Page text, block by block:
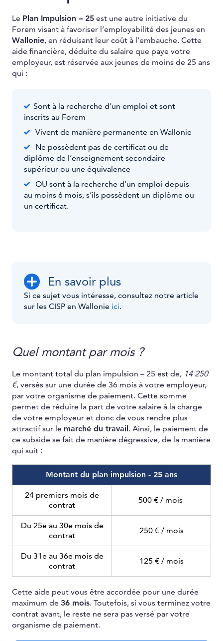
Le Plan Impulsion – 25 est une autre initiative du
Forem visant à favoriser l’employabilité des jeunes en
Wallonie, en réduisant leur coût à l’embauche. Cette
aide financière, déduite du salaire que paye votre
employeur, est réservée aux jeunes de moins de 25 ans
qui :
Sont à la recherche d’un emploi et sont
inscrits au Forem
Vivent de manière permanente en Wallonie
Ne possèdent pas de certificat ou de
diplôme de l’enseignement secondaire
supérieur ou une équivalence
OU sont à la recherche d’un emploi depuis
au moins 6 mois, s’ils possèdent un diplôme ou
un certificat.
En savoir plus
Si ce sujet vous intéresse, consultez notre article
sur les CISP en Wallonie ici.
Quel montant par mois ?
Le montant total du plan impulsion – 25 est de, 14 250
€, versés sur une durée de 36 mois à votre employeur,
par votre organisme de paiement. Cette somme
permet de réduire la part de votre salaire à la charge
de votre employeur et donc de vous rendre plus
attractif sur le marché du travail. Ainsi, le paiement de
ce subside se fait de manière dégressive, de la manière
qui suit :
Montant du plan impulsion - 25 ans
24 premiers mois de
contrat
500 € / mois
Du 25e au 30e mois de
contrat
250 € / mois
Du 31e au 36e mois de
contrat
125 € / mois
Cette aide peut vous être accordée pour une durée
maximum de 36 mois. Toutefois, si vous terminez votre
contrat avant, le reste ne sera pas versé par votre
organisme de paiement.